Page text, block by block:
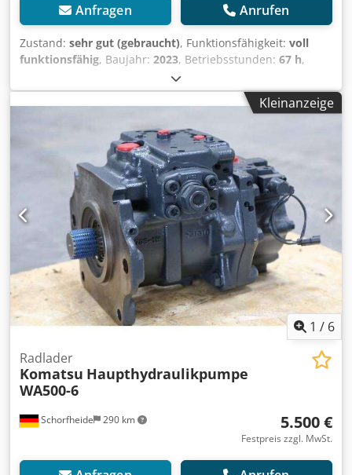
Anfragen Anrufen
Zustand: sehr gut (gebraucht), Funktionsfähigkeit: voll
funktionsfähig, Baujahr: 2023, Betriebsstunden: 67 h,
Maschinen-/Fahrzeugnummer:
Ausstattung:Allradantrieb, Standard-Schaufel, Gewicht:
2650 kg Breite: 1100 mm Kurzer Schaufelarm 20 km/h
Version Allradantrieb Kabine mit Heizung Mechanisch
gefederter Standardsitz mit Kunstlederbezug
Hydraulischer Schnellwechsler Typ „Weidemann“ Schaufel
ohne Zähne, 0,55 m³, 1400 mm Kreis Zusatzhydraulik
proportional 1. Zusatzkreis proportional 1 Zusatzkreis mit
Fiat Face Kupplungen Crsdpfx Aaexq Dwxsmof LED-
Arbeitsscheinwerfer am Schaufelarm Schwimmstellung im
Hubzylinder Rangierkupplung Standard-Kotflügel
Kleinanzeige
1 / 6
Schorfheide 290 km
Radlader
Komatsu Haupthydraulikpumpe
WA500-6
5.500 €
Festpreis zzgl. MwSt.